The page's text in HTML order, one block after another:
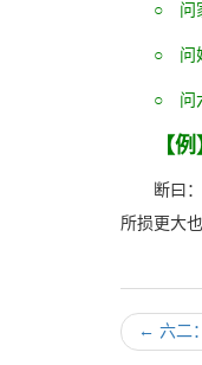
○ 问
○ 问
○ 问
【
断曰
所损更大
← 六二